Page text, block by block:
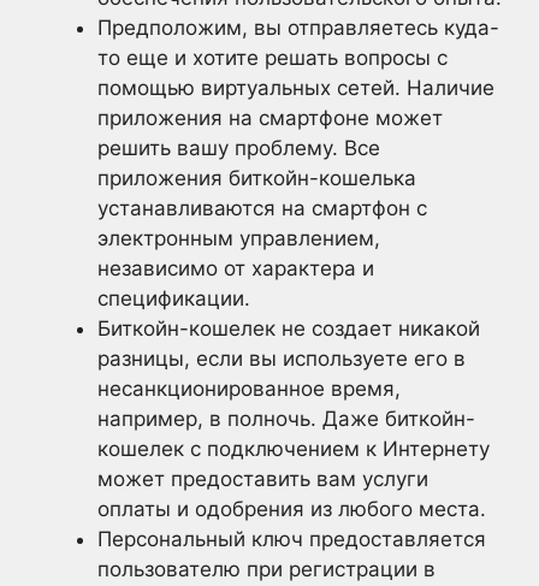
Предположим, вы отправляетесь куда-
то еще и хотите решать вопросы с
помощью виртуальных сетей. Наличие
приложения на смартфоне может
решить вашу проблему. Все
приложения биткойн-кошелька
устанавливаются на смартфон с
электронным управлением,
независимо от характера и
спецификации.
Биткойн-кошелек не создает никакой
разницы, если вы используете его в
несанкционированное время,
например, в полночь. Даже биткойн-
кошелек с подключением к Интернету
может предоставить вам услуги
оплаты и одобрения из любого места.
Персональный ключ предоставляется
пользователю при регистрации в